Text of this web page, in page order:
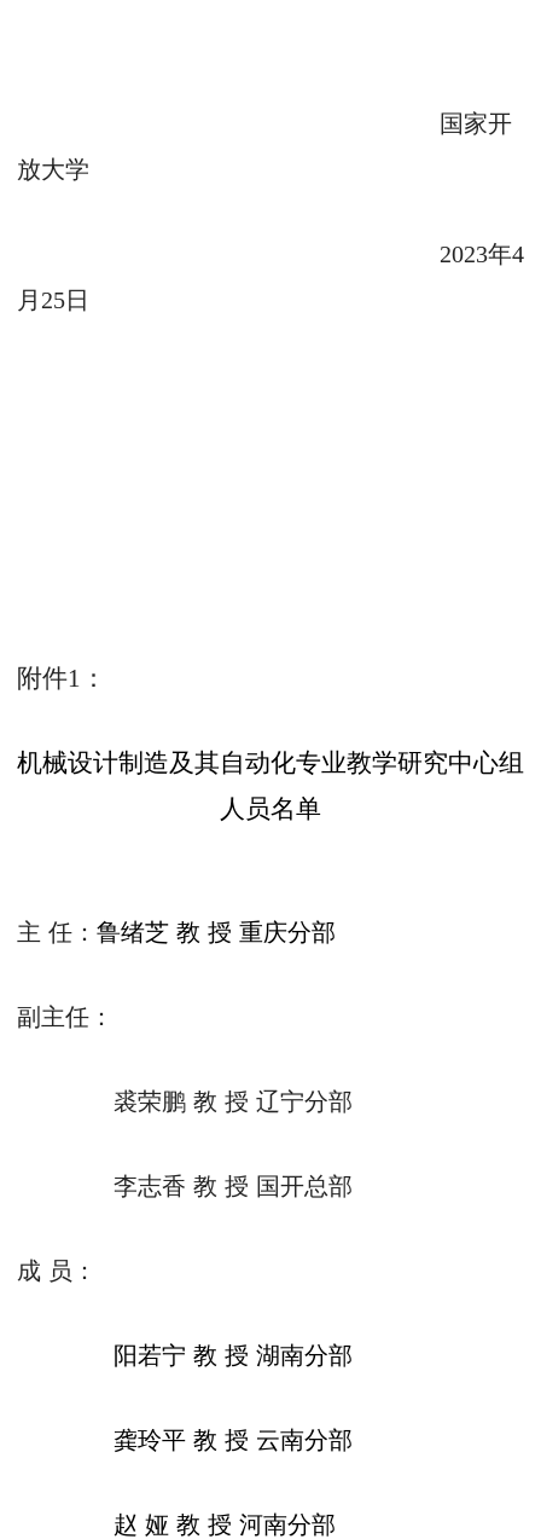
国家开
放大学
2023年4
月 25日
附件1 ：
机械设计制造及其自动化专业教学研究中心组
人员名单
主 任： 鲁绪芝 教 授 重庆分部
副主任：
裘荣鹏 教 授 辽宁分部
李志香 教 授 国开总部
成 员：
阳若宁 教 授 湖南分部
龚玲平 教 授 云南分部
赵 娅 教 授 河南分部